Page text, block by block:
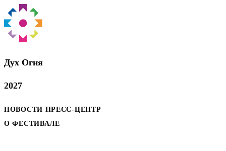
Дух Oгня
2027
НОВОСТИ ПРЕСС-ЦЕНТР
О ФЕСТИВАЛЕ